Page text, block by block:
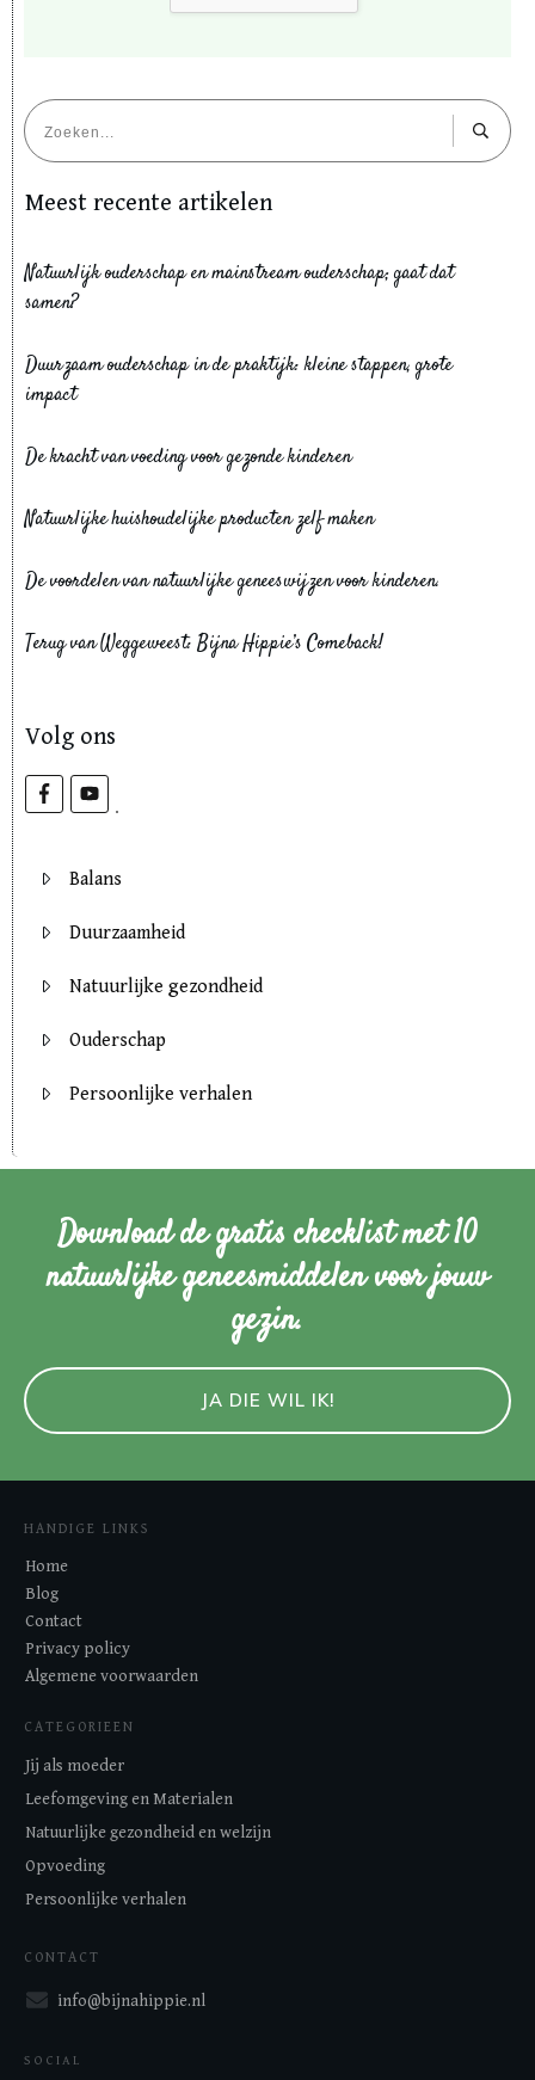
Meest recente artikelen
Natuurlijk ouderschap en mainstream ouderschap; gaat dat
samen?
Duurzaam ouderschap in de praktijk: kleine stappen, grote
impact
De kracht van voeding voor gezonde kinderen
Natuurlijke huishoudelijke producten zelf maken
De voordelen van natuurlijke geneeswijzen voor kinderen.
Terug van Weggeweest: Bijna Hippie’s Comeback!
Volg ons
Balans
Duurzaamheid
Natuurlijke gezondheid
Ouderschap
Persoonlijke verhalen
Download de gratis checklist met 10
natuurlijke geneesmiddelen voor jouw
gezin.
JA DIE WIL IK!
HANDIGE LINKS
Home
Blog
Contact
Privacy policy
Algemene voorwaarden
CATEGORIEEN
Jij als moeder
Leefomgeving en Materialen
Natuurlijke gezondheid en welzijn
Opvoeding
Persoonlijke verhalen
CONTACT
info@bijnahippie.nl
SOCIAL